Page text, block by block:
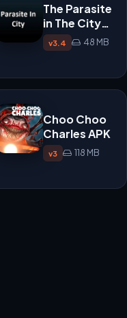
The Parasite
in The City
APK
v3.4 48 MB
Choo Choo
Charles APK
v3 118 MB